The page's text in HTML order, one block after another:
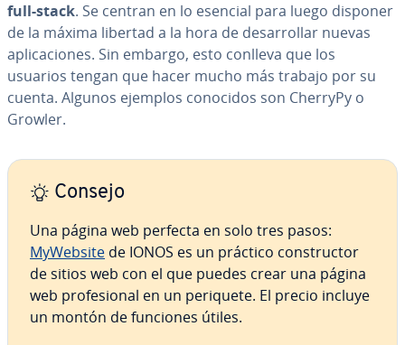
full-stack. Se centran en lo esencial para luego disponer
de la máxima libertad a la hora de de­sa­rro­llar nuevas
apli­ca­cio­nes. Sin embargo, esto conlleva que los
usuarios tengan que hacer mucho más trabajo por su
cuenta. Algunos ejemplos conocidos son CherryPy o
Growler.
Consejo
Una página web perfecta en solo tres pasos:
MyWebsite de IONOS es un práctico co­n­s­tru­c­tor
de sitios web con el que puedes crear una página
web pro­fe­sio­nal en un periquete. El precio incluye
un montón de funciones útiles.